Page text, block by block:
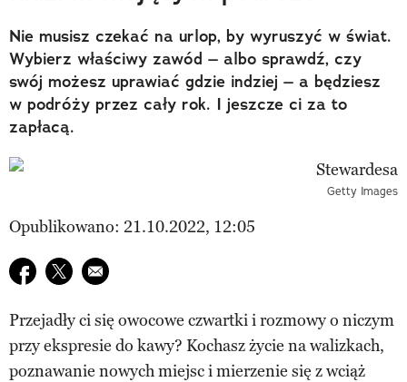
Nie musisz czekać na urlop, by wyruszyć w świat.
Wybierz właściwy zawód – albo sprawdź, czy
swój możesz uprawiać gdzie indziej – a będziesz
w podróży przez cały rok. I jeszcze ci za to
zapłacą.
Getty Images
Opublikowano: 21.10.2022, 12:05
Udostępnij na facebook
Udostępnij na twitter
E-mail do przyjaciela
Przejadły ci się owocowe czwartki i rozmowy o niczym
przy ekspresie do kawy? Kochasz życie na walizkach,
poznawanie nowych miejsc i mierzenie się z wciąż